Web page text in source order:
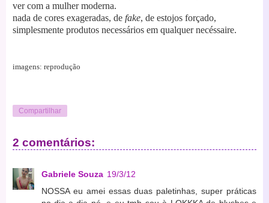
ver com a mulher moderna.
nada de cores exageradas, de fake, de estojos forçado,
simplesmente produtos necessários em qualquer necéssaire.
imagens: reprodução
Compartilhar
2 comentários:
Gabriele Souza 19/3/12
NOSSA eu amei essas duas paletinhas, super práticas